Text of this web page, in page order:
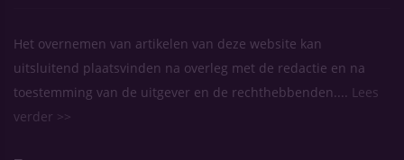
Het overnemen van artikelen van deze website kan
uitsluitend plaatsvinden na overleg met de redactie en na
toestemming van de uitgever en de rechthebbenden....
Lees
verder >>